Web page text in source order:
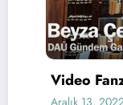
Video